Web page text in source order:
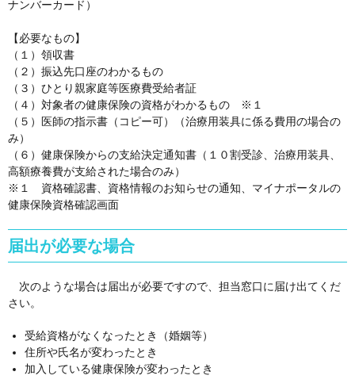
ナンバーカード）
【必要なもの】
（１）領収書
（２）振込先口座のわかるもの
（３）ひとり親家庭等医療費受給者証
（４）対象者の健康保険の資格がわかるもの ※１
（５）医師の指示書（コピー可）（治療用装具に係る費用の場合の
み）
（６）健康保険からの支給決定通知書（１０割受診、治療用装具、
高額療養費が支給された場合のみ）
※１ 資格確認書、資格情報のお知らせの通知、マイナポータルの
健康保険資格確認画面
届出が必要な場合
次のような場合は届出が必要ですので、担当窓口に届け出てくだ
さい。
受給資格がなくなったとき（婚姻等）
住所や氏名が変わったとき
加入している健康保険が変わったとき